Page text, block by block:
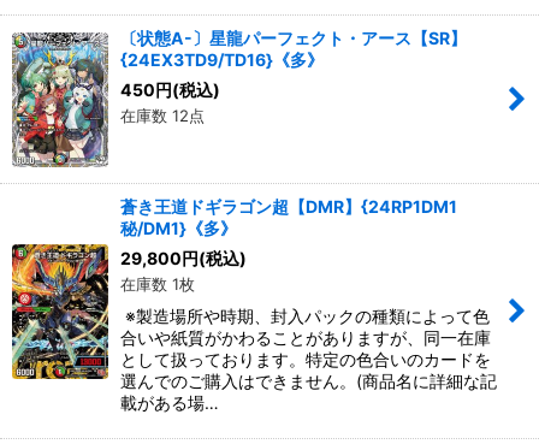
〔状態A-〕星龍パーフェクト・アース【SR】
{24EX3TD9/TD16}《多》
450 円(税込)
在庫数 12点
蒼き王道ドギラゴン超【DMR】{24RP1DM1
秘/DM1}《多》
29,800 円(税込)
在庫数 1枚
※製造場所や時期、封入パックの種類によって色
合いや紙質がかわることがありますが、同一在庫
として扱っております。特定の色合いのカードを
選んでのご購入はできません。(商品名に詳細な記
載がある場…